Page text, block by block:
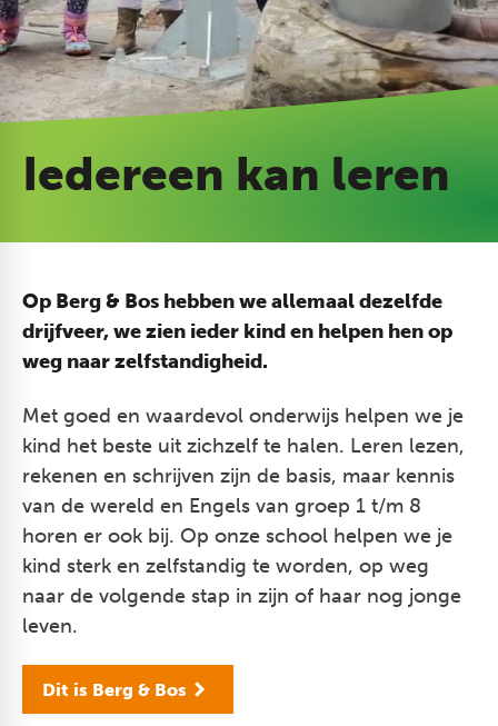
Iedereen kan leren
Op Berg & Bos hebben we allemaal dezelfde
drijfveer, we zien ieder kind en helpen hen op
weg naar zelfstandigheid.
Met goed en waardevol onderwijs helpen we je
kind het beste uit zichzelf te halen. Leren lezen,
rekenen en schrijven zijn de basis, maar kennis
van de wereld en Engels van groep 1 t/m 8
horen er ook bij. Op onze school helpen we je
kind sterk en zelfstandig te worden, op weg
naar de volgende stap in zijn of haar nog jonge
leven.
Dit is Berg & Bos